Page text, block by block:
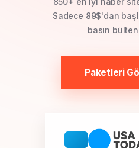
Sadece 89$'dan
basın bülteni
Paketleri